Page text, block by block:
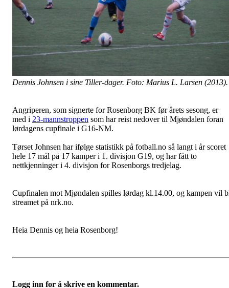
Dennis Johnsen i sine Tiller-dager. Foto: Marius L. Larsen (2013).
Angriperen, som signerte for Rosenborg BK før årets sesong, er
med i 23-mannstroppen som har reist nedover til Mjøndalen foran
lørdagens cupfinale i G16-NM.
Tørset Johnsen har ifølge statistikk på fotball.no så langt i år scoret
hele 17 mål på 17 kamper i 1. divisjon G19, og har fått to
nettkjenninger i 4. divisjon for Rosenborgs tredjelag.
Cupfinalen mot Mjøndalen spilles lørdag kl.14.00, og kampen vil
streamet på nrk.no.
Heia Dennis og heia Rosenborg!
Logg inn for å skrive en kommentar.